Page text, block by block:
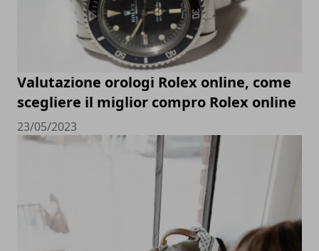
Valutazione orologi Rolex online, come
scegliere il miglior compro Rolex online
23/05/2023